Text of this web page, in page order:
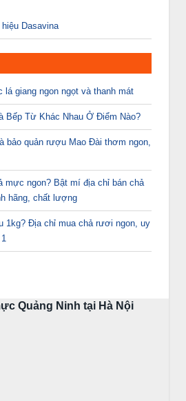
Dasavina
lá giang ngon ngọt và thanh mát
Bếp Từ Khác Nhau Ở Điểm Nào?
bảo quản rượu Mao Đài thơm ngon,
mực ngon? Bật mí địa chỉ bán chả
hãng, chất lượng
1kg? Địa chỉ mua chả rươi ngon, uy
Quảng Ninh tại Hà Nội